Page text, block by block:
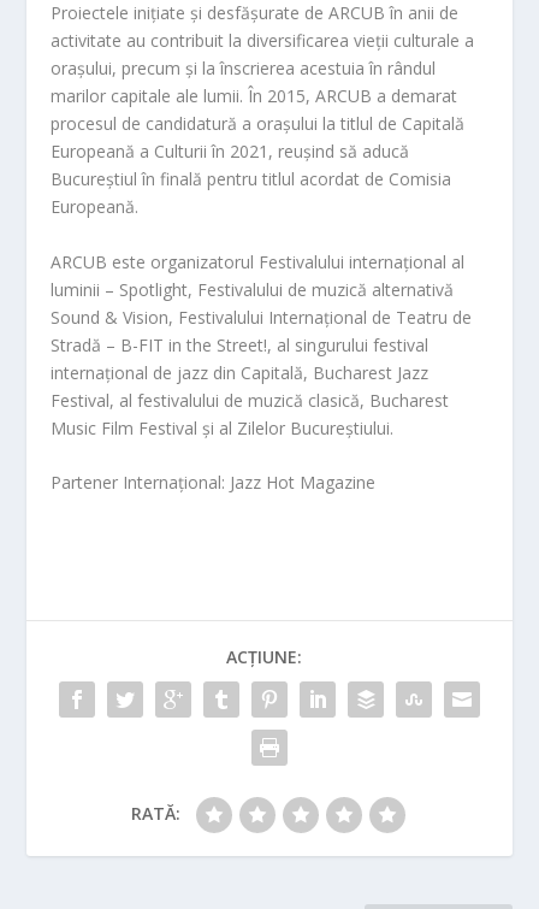
Proiectele inițiate și desfășurate de ARCUB în anii de
activitate au contribuit la diversificarea vieții culturale a
orașului, precum și la înscrierea acestuia în rândul
marilor capitale ale lumii. În 2015, ARCUB a demarat
procesul de candidatură a orașului la titlul de Capitală
Europeană a Culturii în 2021, reușind să aducă
Bucureștiul în finală pentru titlul acordat de Comisia
Europeană.
ARCUB este organizatorul Festivalului internațional al
luminii – Spotlight, Festivalului de muzică alternativă
Sound & Vision, Festivalului Internațional de Teatru de
Stradă – B-FIT in the Street!, al singurului festival
internațional de jazz din Capitală, Bucharest Jazz
Festival, al festivalului de muzică clasică, Bucharest
Music Film Festival și al Zilelor Bucureștiului.
Partener Internațional: Jazz Hot Magazine
ACȚIUNE:
RATĂ: